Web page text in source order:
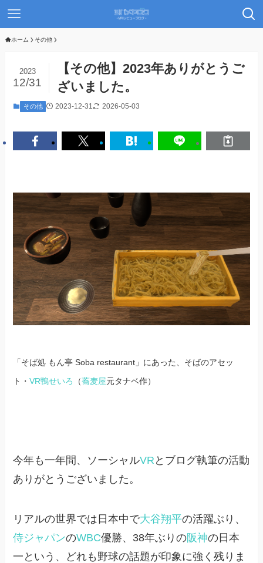
ホーム その他
【その他】2023年ありがとうご
ざいました。
2023
12/31
その他 2023-12-31 2026-05-03
「そば処 もん亭 Soba restaurant」にあった、そばのアセッ
ト・VR鴨せいろ （蕎麦屋元タナベ作）
今年も一年間、ソーシャルVR とブログ執筆の活動
ありがとうございました。
リアルの世界では日本中で大谷翔平の活躍ぶり、
侍ジャパンのWBC優勝、38年ぶりの阪神の日本
一という、どれも野球の話題が印象に強く残りま